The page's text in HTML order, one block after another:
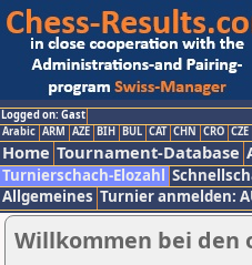
Logged on: Gast
Arabic ARM AZE BIH BUL CAT CHN CRO CZE
Home Tournament-Database
Turnierschach-Elozahl
Allgemeines Turnier anmelden:
Willkommen bei den